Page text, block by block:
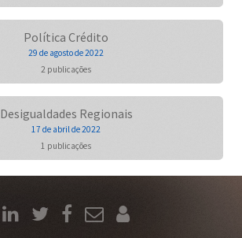
Política Crédito
29 de agosto de 2022
2 publicações
Desigualdades Regionais
17 de abril de 2022
1 publicações